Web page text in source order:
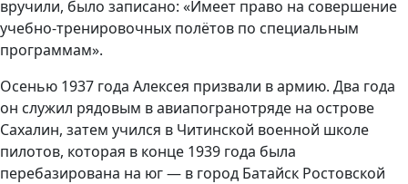
вручили, было записано: «Имеет право на совершение
учебно-тренировочных полётов по специальным
программам».
Осенью 1937 года Алексея призвали в армию. Два года
он служил рядовым в авиапогранотряде на острове
Сахалин, затем учился в Читинской военной школе
пилотов, которая в конце 1939 года была
перебазирована на юг — в город Батайск Ростовской